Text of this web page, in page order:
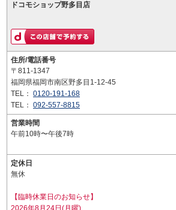
ドコモショップ野多目店
住所/電話番号
〒811-1347
福岡県福岡市南区野多目1-12-45
TEL： 0120-191-168
TEL： 092-557-8815
営業時間
午前10時〜午後7時
定休日
無休
【臨時休業日のお知らせ】
2026年8月24日(月曜)